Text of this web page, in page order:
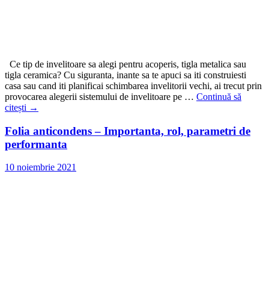
Ce tip de invelitoare sa alegi pentru acoperis, tigla metalica sau
tigla ceramica? Cu siguranta, inante sa te apuci sa iti construiesti
casa sau cand iti planificai schimbarea invelitorii vechi, ai trecut prin
provocarea alegerii sistemului de invelitoare pe … Continuă să
citești →
Folia anticondens – Importanta, rol, parametri de
performanta
10 noiembrie 2021